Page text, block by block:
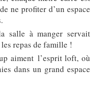
ne profiter d’un espace
salle à manger servait
repas de famille !
aiment l’esprit loft, où
dans un grand espace